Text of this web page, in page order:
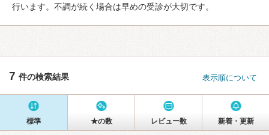
行います。不調が続く場合は早めの受診が大切です。
7 件の検索結果 表示順について
標準 ★の数 レビュー数 新着・更新